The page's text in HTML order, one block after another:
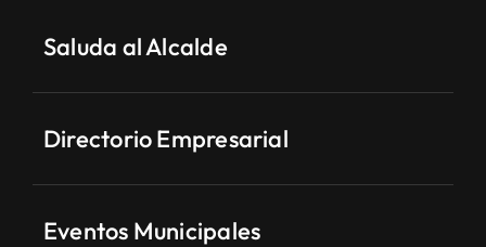
Saluda al Alcalde
Directorio Empresarial
Eventos Municipales